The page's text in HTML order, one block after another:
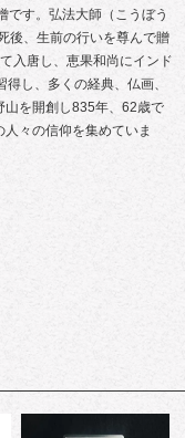
です。弘法大師（こうぼう
後、生前の行いを尊んで贈
入唐し、恵果和尚にインド
し、多くの経典、仏画、
山を開創し835年、62歳で
々の信仰を集めていま